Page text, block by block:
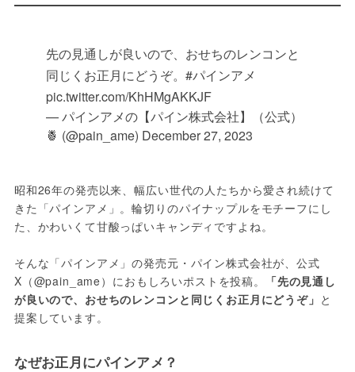
先の見通しが良いので、おせちのレンコンと
同じくお正月にどうぞ。 #パインアメ
pic.twitter.com/KhHMgAKKJF
— パインアメの【パイン株式会社】（公式）
🍍 (@pain_ame) December 27, 2023
昭和26年の発売以来、幅広い世代の人たちから愛され続けて
きた「パインアメ」。輪切りのパイナップルをモチーフにし
た、かわいくて甘酸っぱいキャンディですよね。
そんな「パインアメ」の発売元・パイン株式会社が、公式
X（@pain_ame）におもしろいポストを投稿。
「先の見通し
が良いので、おせちのレンコンと同じくお正月にどうぞ」 と
提案しています。
なぜお正月にパインアメ？